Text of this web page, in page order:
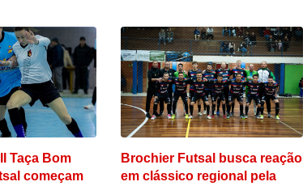
Taça Bom
começam
Brochier Futsal busca reação
em clássico regional pela